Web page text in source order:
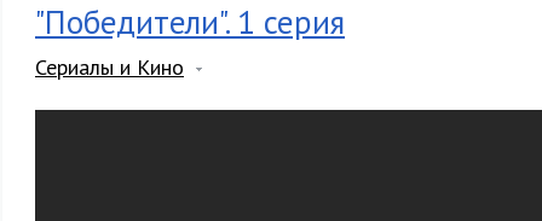
"Победители". 1 серия
Сериалы и Кино